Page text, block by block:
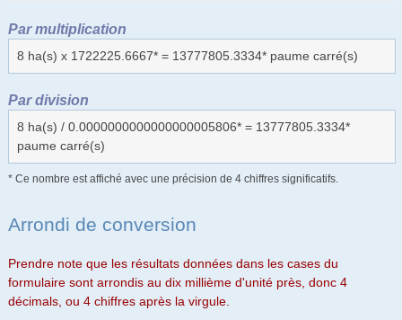
Par multiplication
8 ha(s) x 1722225.6667* = 13777805.3334* paume carré(s)
Par division
8 ha(s) / 0.0000000000000000005806* = 13777805.3334*
paume carré(s)
* Ce nombre est affiché avec une précision de 4 chiffres significatifs.
Arrondi de conversion
Prendre note que les résultats données dans les cases du
formulaire sont arrondis au dix millième d'unité près, donc 4
décimals, ou 4 chiffres après la virgule.